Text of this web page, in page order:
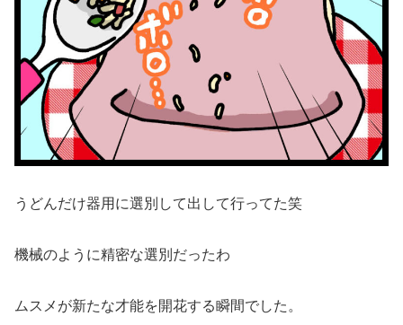
うどんだけ器用に選別して出して行ってた笑
機械のように精密な選別だったわ
ムスメが新たな才能を開花する瞬間でした。